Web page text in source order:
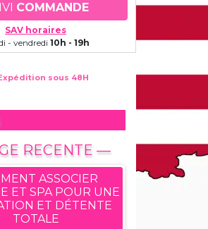
COMMANDE
SAV horaires
- vendredi 10h - 19h
sous 48H
RECENTE —
ASSOCIER
ET SPA POUR UNE
ET DÉTENTE
TOTALE